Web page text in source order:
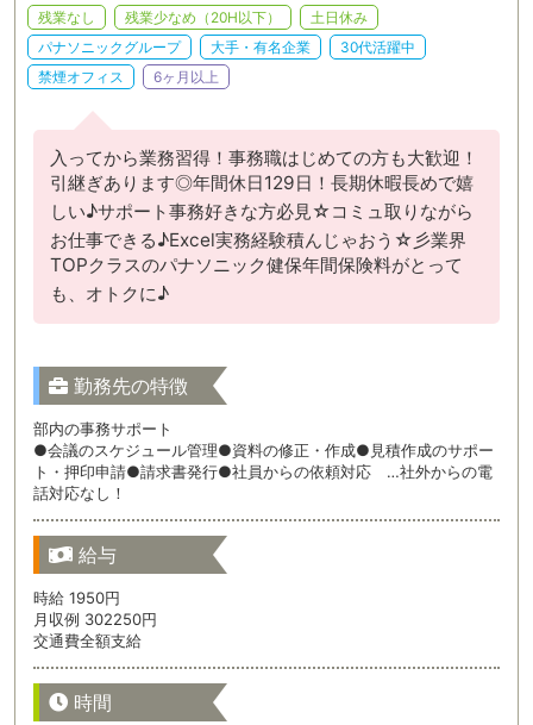
残業なし 残業少なめ（20H以下）
土日休み
パナソニックグループ
大手・有名企業
30代活躍中
禁煙オフィス
6ヶ月以上
入ってから業務習得！事務職はじめての方も大歓迎！
引継ぎあります◎年間休日129日！長期休暇長めで嬉
しい♪サポート事務好きな方必見☆コミュ取りながら
お仕事できる♪Excel実務経験積んじゃおう☆彡業界
TOPクラスのパナソニック健保年間保険料がとって
も、オトクに♪
勤務先の特徴
部内の事務サポート
●会議のスケジュール管理●資料の修正・作成●見積作成のサポー
ト・押印申請●請求書発行●社員からの依頼対応 …社外からの電
話対応なし！
給与
時給 1950円
月収例 302250円
交通費全額支給
時間